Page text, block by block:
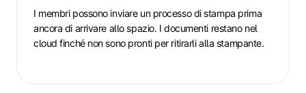
I membri possono inviare un processo di stampa prima
ancora di arrivare allo spazio. I documenti restano nel
cloud finché non sono pronti per ritirarli alla stampante.
all'arrivo